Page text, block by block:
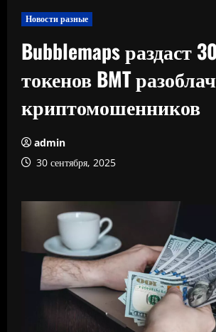
Новости разные
Bubblemaps раздаст
токенов BMT
криптомошенников
admin
30 сентября, 2025